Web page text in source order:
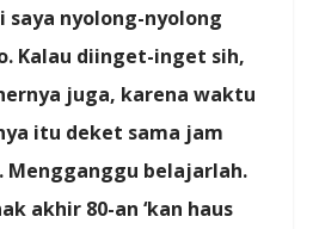
saya nyolong-nyolong
Kalau diinget-inget sih,
juga, karena waktu
itu deket sama jam
Mengganggu belajarlah.
akhir 80-an ‘kan haus